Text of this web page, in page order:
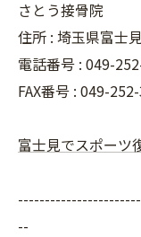
さとう接骨院
住所 : 埼玉県富士
電話番号 : 049-
FAX番号 : 049-
富士見でスポーツ
--